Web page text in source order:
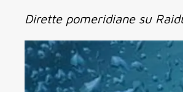
Dirette pomeridiane su